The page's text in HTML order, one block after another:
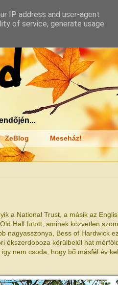
ZeBlog Meseház!
a National Trust, a másik az
Hall futott, aminek közvetlen
nagyasszonya, Bess of Hardwick
ékszerdoboza körülbelül hat
nem csoda, hogy bő másfél év
IP address and user-agent
of service, generate usage